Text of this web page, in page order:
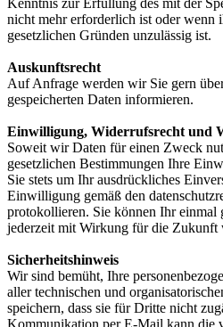
nicht mehr erforderlich ist oder wenn
gesetzlichen Gründen unzulässig ist.
Auskunftsrecht
Auf Anfrage werden wir Sie gern
gespeicherten Daten informieren.
Einwilligung, Widerrufsrecht und
Soweit wir Daten für einen Zweck
gesetzlichen Bestimmungen Ihre
Sie stets um Ihr ausdrückliches
Einwilligung gemäß den
protokollieren. Sie können Ihr einmal
jederzeit mit Wirkung für die Zukunft
Sicherheitshinweis
Wir sind bemüht, Ihre
aller technischen und
speichern, dass sie für Dritte nicht
Kommunikation per E-Mail kann die